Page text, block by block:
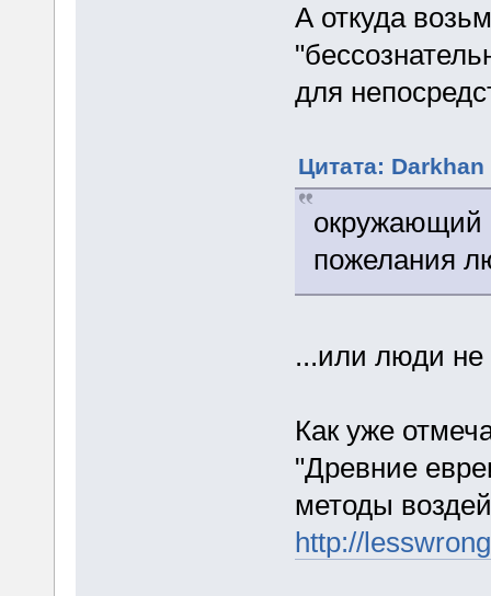
А откуда
для
Цитата:
окружающий
пожелания
...или люди не
Как уже
"Древние
методы
http://